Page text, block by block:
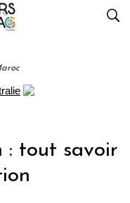
: tout savoir